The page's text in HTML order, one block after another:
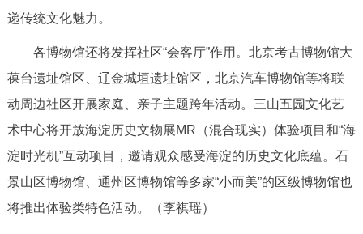
多语种
한국어
ESPAÑOL العربية PORTUGUÊS
ITALIANO
递传统文化魅力。
各博物馆还将发挥社区“会客厅”作用。北京考古博物馆大
葆台遗址馆区、辽金城垣遗址馆区，北京汽车博物馆等将联
动周边社区开展家庭、亲子主题跨年活动。三山五园文化艺
术中心将开放海淀历史文物展MR（混合现实）体验项目和“海
淀时光机”互动项目，邀请观众感受海淀的历史文化底蕴。石
景山区博物馆、通州区博物馆等多家“小而美”的区级博物馆也
将推出体验类特色活动。（李祺瑶）